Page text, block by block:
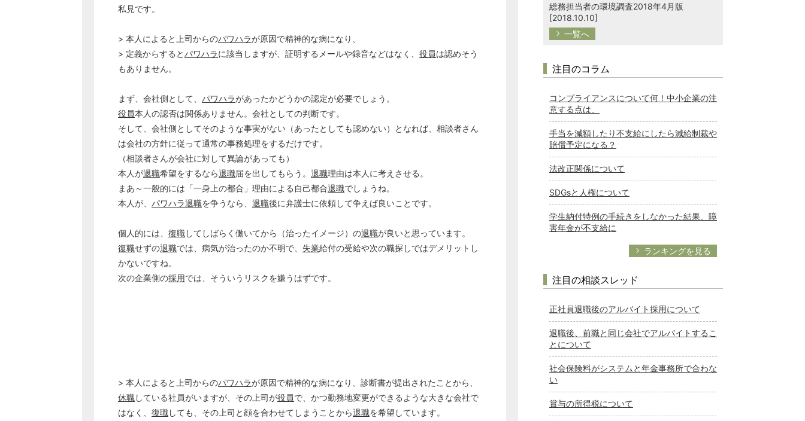
私見です。
> 本人によると上司からのパワハラが原因で精神的な病になり、
> 定義からするとパワハラに該当しますが、証明するメールや録音などはなく、 役員は認めそう
もありません。
まず、会社側として、 パワハラがあったかどうかの認定が必要でしょう。
役員本人の認否は関係ありません。会社としての判断です。
そして、会社側としてそのような事実がない（あったとしても認めない）となれば、相談者さん
は会社の方針に従って通常の事務処理をするだけです。
（相談者さんが会社に対して異論があっても）
本人が退職希望をするなら退職届を出してもらう。 退職理由は本人に考えさせる。
まあ～一般的には「一身上の都合」理由による自己都合退職でしょうね。
本人が、 パワハラ退職を争うなら、 退職後に弁護士に依頼して争えば良いことです。
個人的には、 復職してしばらく働いてから（治ったイメージ）の退職が良いと思っています。
復職せずの退職では、病気が治ったのか不明で、 失業給付の受給や次の職探しではデメリットし
かないですね。
次の企業側の採用では、そういうリスクを嫌うはずです。
> 本人によると上司からのパワハラが原因で精神的な病になり、診断書が提出されたことから、
休職している社員がいますが、その上司が役員で、かつ勤務地変更ができるような大きな会社で
はなく、 復職しても、その上司と顔を合わせてしまうことから退職を希望しています。
総務担当者の環境調査2018年4月版
[2018.10.10]
一覧へ
注目のコラム
コンプライアンスについて何！中小企業の注
意する点は、
手当を減額したり不支給にしたら減給制裁や
賠償予定になる？
法改正関係について
SDGsと人権について
学生納付特例の手続きをしなかった結果、障
害年金が不支給に
ランキングを見る
注目の相談スレッド
正社員退職後のアルバイト採用について
退職後、前職と同じ会社でアルバイトするこ
とについて
社会保険料がシステムと年金事務所で合わな
い
賞与の所得税について